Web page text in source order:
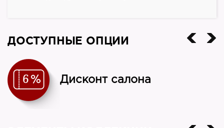
ДОСТУПНЫЕ ОПЦИИ
Дисконт салона